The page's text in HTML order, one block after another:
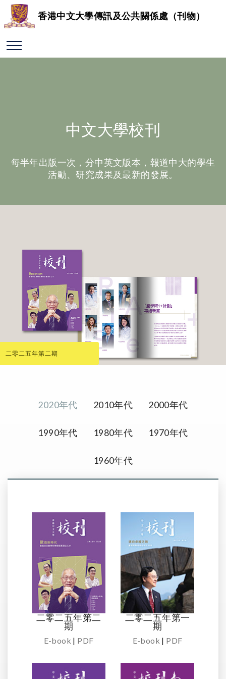
香港中文大學傳訊及公共關係處（刊物）
中文大學校刊
每半年出版一次，分中英文版本，報道中大的學生
活動、研究成果及最新的發展。
二零二五年第二期
2020年代 2010年代 2000年代
1990年代 1980年代 1970年代
1960年代
二零二五年第二
期
E-book | PDF
二零二五年第一
期
E-book | PDF